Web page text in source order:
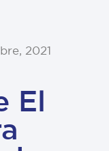
2021
El